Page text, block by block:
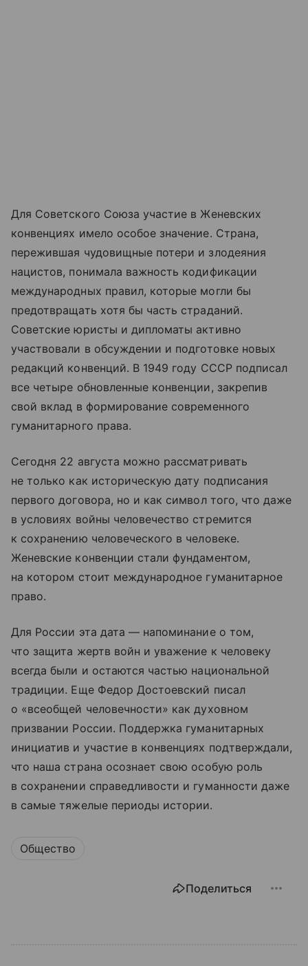
Для Советского Союза участие в Женевских
конвенциях имело особое значение. Страна,
пережившая чудовищные потери и злодеяния
нацистов, понимала важность кодификации
международных правил, которые могли бы
предотвращать хотя бы часть страданий.
Советские юристы и дипломаты активно
участвовали в обсуждении и подготовке новых
редакций конвенций. В 1949 году СССР подписал
все четыре обновленные конвенции, закрепив
свой вклад в формирование современного
гуманитарного права.
Сегодня 22 августа можно рассматривать
не только как историческую дату подписания
первого договора, но и как символ того, что даже
в условиях войны человечество стремится
к сохранению человеческого в человеке.
Женевские конвенции стали фундаментом,
на котором стоит международное гуманитарное
право.
Для России эта дата — напоминание о том,
что защита жертв войн и уважение к человеку
всегда были и остаются частью национальной
традиции. Еще Федор Достоевский писал
о «всеобщей человечности» как духовном
призвании России. Поддержка гуманитарных
инициатив и участие в конвенциях подтверждали,
что наша страна осознает свою особую роль
в сохранении справедливости и гуманности даже
в самые тяжелые периоды истории.
Общество
Поделиться